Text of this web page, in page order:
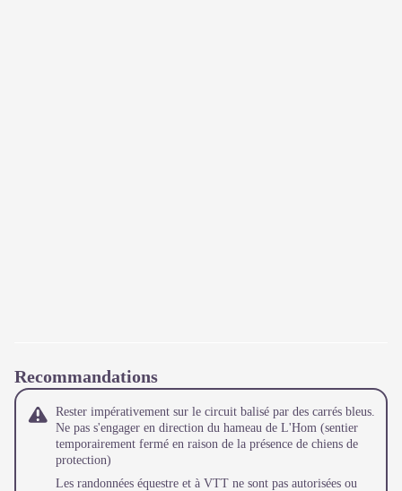
Recommandations
Rester impérativement sur le circuit balisé par des carrés bleus.
Ne pas s'engager en direction du hameau de L'Hom (sentier
temporairement fermé en raison de la présence de chiens de
protection)
Les randonnées équestre et à VTT ne sont pas autorisées ou